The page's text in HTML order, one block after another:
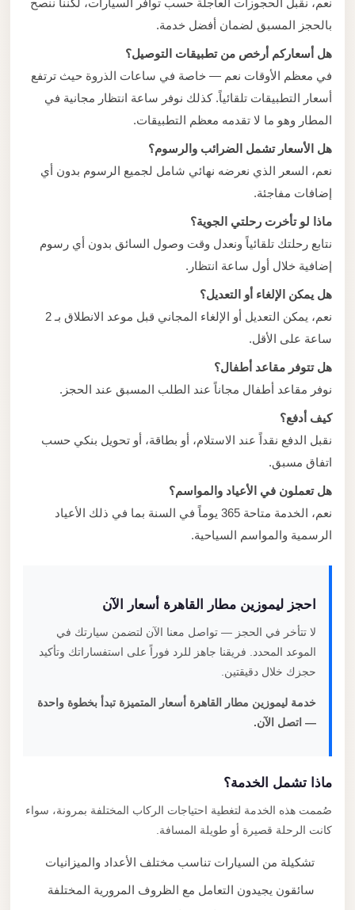
نعم، نقبل الحجوزات العاجلة حسب توافر السيارات، لكننا ننصح
بالحجز المسبق لضمان أفضل خدمة.
هل أسعاركم أرخص من تطبيقات التوصيل؟
في معظم الأوقات نعم — خاصة في ساعات الذروة حيث ترتفع
أسعار التطبيقات تلقائياً. كذلك نوفر ساعة انتظار مجانية في
المطار وهو ما لا تقدمه معظم التطبيقات.
هل الأسعار تشمل الضرائب والرسوم؟
نعم، السعر الذي نعرضه نهائي شامل لجميع الرسوم بدون أي
إضافات مفاجئة.
ماذا لو تأخرت رحلتي الجوية؟
نتابع رحلتك تلقائياً ونعدل وقت وصول السائق بدون أي رسوم
إضافية خلال أول ساعة انتظار.
هل يمكن الإلغاء أو التعديل؟
نعم، يمكن التعديل أو الإلغاء المجاني قبل موعد الانطلاق بـ 2
ساعة على الأقل.
هل تتوفر مقاعد أطفال؟
نوفر مقاعد أطفال مجاناً عند الطلب المسبق عند الحجز.
كيف أدفع؟
نقبل الدفع نقداً عند الاستلام، أو بطاقة، أو تحويل بنكي حسب
اتفاق مسبق.
هل تعملون في الأعياد والمواسم؟
نعم، الخدمة متاحة 365 يوماً في السنة بما في ذلك الأعياد
الرسمية والمواسم السياحية.
احجز ليموزين مطار القاهرة أسعار الآن
لا تتأخر في الحجز — تواصل معنا الآن لتضمن سيارتك في
الموعد المحدد. فريقنا جاهز للرد فوراً على استفساراتك وتأكيد
حجزك خلال دقيقتين.
خدمة ليموزين مطار القاهرة أسعار المتميزة تبدأ بخطوة واحدة
— اتصل الآن.
ماذا تشمل الخدمة؟
صُممت هذه الخدمة لتغطية احتياجات الركاب المختلفة بمرونة، سواء
كانت الرحلة قصيرة أو طويلة المسافة.
تشكيلة من السيارات تناسب مختلف الأعداد والميزانيات
سائقون يجيدون التعامل مع الظروف المرورية المختلفة